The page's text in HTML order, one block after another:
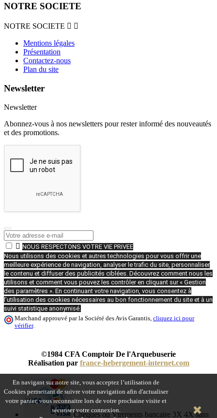
En navigant sur notre site, vous acceptez l’utilisation de
Cookies permettant de suivre votre navigation afin d'actualiser
votre panier, vous reconnaitre lors de votre prochaine visite et
sécuriser votre connexion.
NOTRE SOCIETE
NOTRE SOCIETE  
Mentions légales
Présentation
Contactez-nous
Plan du site
Newsletter
Newsletter
Abonnez-vous à nos newsletters pour rester informé des nouveautés
et des promotions.
 NOUS RESPECTONS VOTRE VIE PRIVEE
Nous utilisons des cookies et autres technologies pour vous offrir une
meilleure expérience de navigation, analyser le trafic du site, personnaliser
le contenu et diffuser des publicités ciblées. Découvrez comment nous les
utilisons et comment vous pouvez les contrôler en cliquant sur « Gestion
des paramètres ». En continuant votre navigation, vous consentez à
l’utilisation des cookies nécessaires au bon fonctionnement du site et à un
suivi statistique anonymisé.
Marchand approuvé par la Société des Avis Garantis, cliquez ici pour
vérifier.
©1984 CFA Comptoir De l'Arquebuserie
Réalisation par france-hebergement-internet.com
Chèques ou Virements bancaire 3X 4X sans